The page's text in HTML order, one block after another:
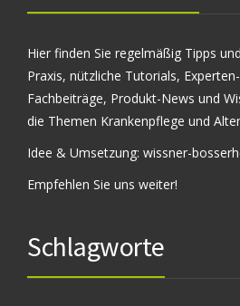
Hier finden Sie regelmäßig Tipps
Praxis, nützliche Tutorials,
Fachbeiträge, Produkt-News und
die Themen Krankenpflege und
Idee & Umsetzung: wissner-
Empfehlen Sie uns weiter!
Schlagworte